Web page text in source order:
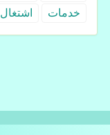
خدمات
اشتغال